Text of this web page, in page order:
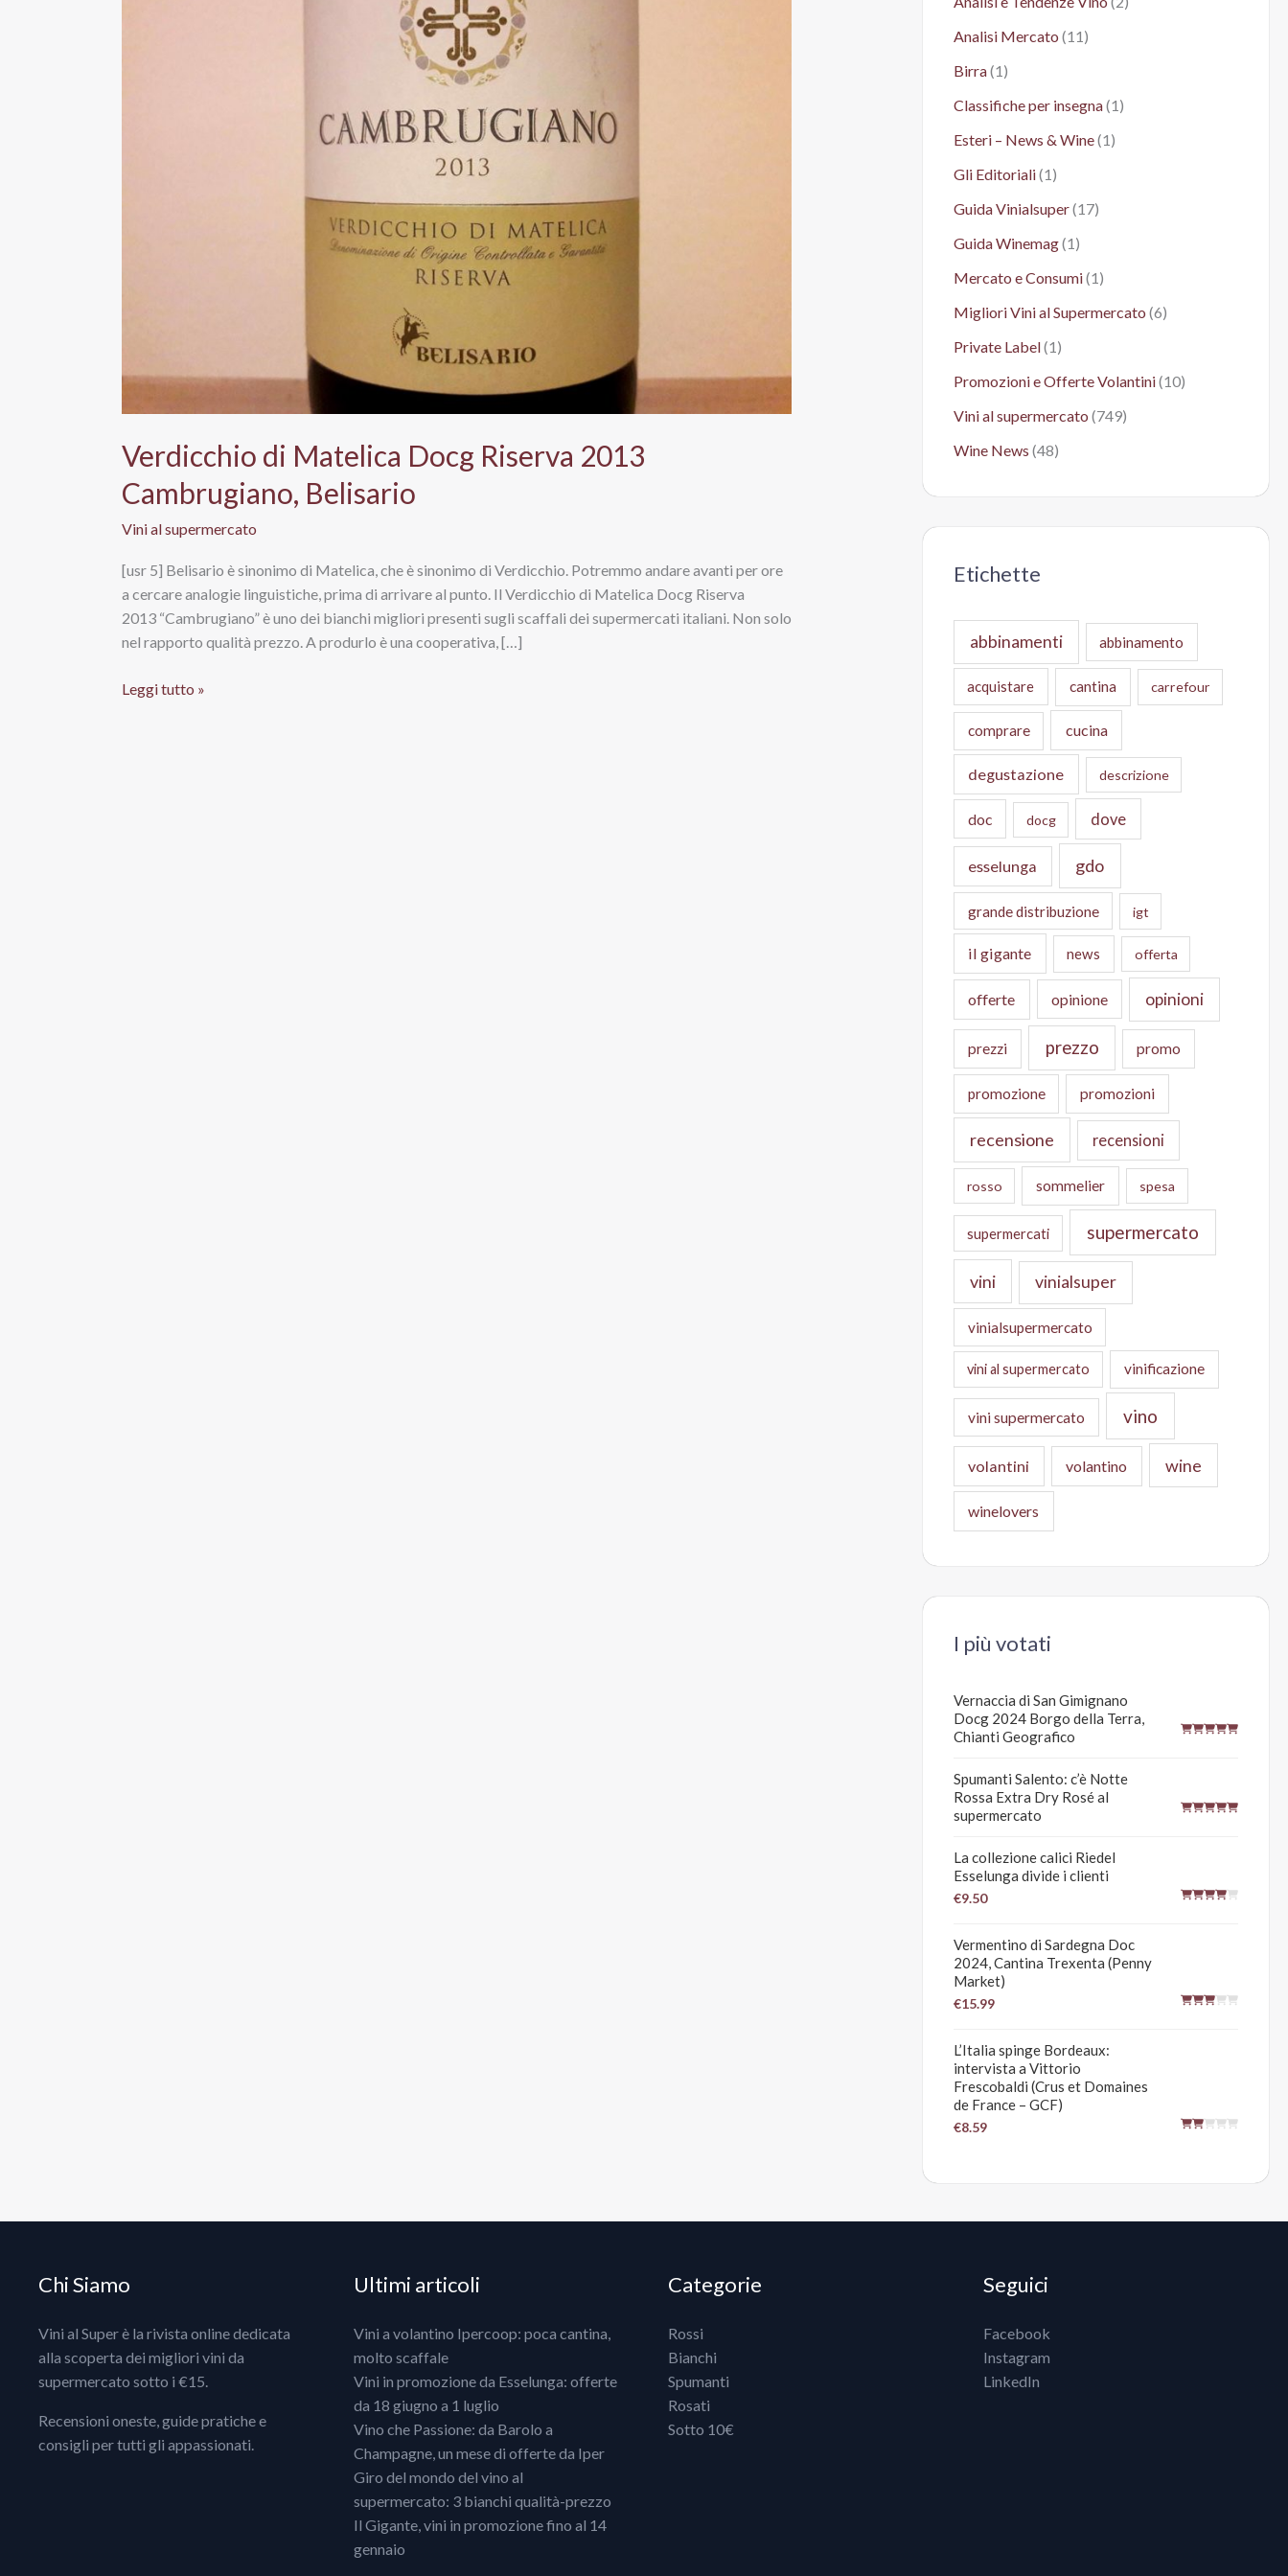
Verdicchio di Matelica Docg Riserva 2013
Cambrugiano, Belisario
Vini al supermercato
[usr 5] Belisario è sinonimo di Matelica, che è sinonimo di Verdicchio. Potremmo andare avanti per ore
a cercare analogie linguistiche, prima di arrivare al punto. Il Verdicchio di Matelica Docg Riserva
2013 “Cambrugiano” è uno dei bianchi migliori presenti sugli scaffali dei supermercati italiani. Non solo
nel rapporto qualità prezzo. A produrlo è una cooperativa, […]
Verdicchio
Leggi tutto »
Analisi Mercato (11)
Birra(1)
Classifiche per insegna(1)
Esteri – News & Wine(1)
Gli Editoriali(1)
Guida Vinialsuper(17)
Guida Winemag(1)
Mercato e Consumi(1)
Migliori Vini al Supermercato (6)
Private Label(1)
Promozioni e Offerte Volantini(10)
Vini al supermercato (749)
Wine News (48)
Etichette
abbinamenti abbinamento
acquistare cantina carrefour
comprare cucina
degustazione descrizione
doc docg dove
esselunga gdo
grande distribuzione igt
il gigante news offerta
offerte opinione opinioni
prezzi prezzo promo
promozione promozioni
recensione recensioni
rosso sommelier spesa
supermercati supermercato
vini vinialsuper
vinialsupermercato
vini al supermercato vinificazione
vini supermercato vino
volantini volantino wine
winelovers
I più votati
Vernaccia di San Gimignano
Docg 2024 Borgo della Terra,
Chianti Geografico
Spumanti Salento: c’è Notte
Rossa Extra Dry Rosé al
supermercato
La collezione calici Riedel
Esselunga divide i clienti
€9.50
Vermentino di Sardegna Doc
2024, Cantina Trexenta (Penny
Market)
€15.99
L’Italia spinge Bordeaux:
intervista a Vittorio
Frescobaldi (Crus et Domaines
de France – GCF)
€8.59
Chi Siamo
Vini al Super è la rivista online dedicata
alla scoperta dei migliori vini da
supermercato sotto i €15.
Recensioni oneste, guide pratiche e
consigli per tutti gli appassionati.
Ultimi articoli
Vini a volantino Ipercoop: poca cantina,
molto scaffale
Vini in promozione da Esselunga: offerte
da 18 giugno a 1 luglio
Vino che Passione: da Barolo a
Champagne, un mese di offerte da Iper
Giro del mondo del vino al
supermercato: 3 bianchi qualità-prezzo
Il Gigante, vini in promozione fino al 14
gennaio
Categorie
Rossi
Bianchi
Spumanti
Rosati
Sotto 10€
Seguici
Facebook
Instagram
LinkedIn